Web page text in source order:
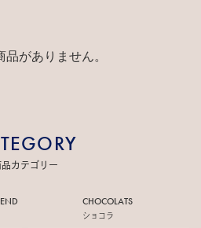
品がありません。
カテゴリー
CHOCOLATS
ショコラ